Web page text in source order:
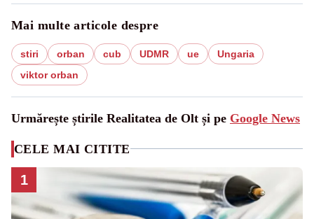
Mai multe articole despre
stiri orban cub UDMR ue
Ungaria
viktor orban
Urmărește știrile Realitatea de Olt și pe Google News
CELE MAI CITITE
1